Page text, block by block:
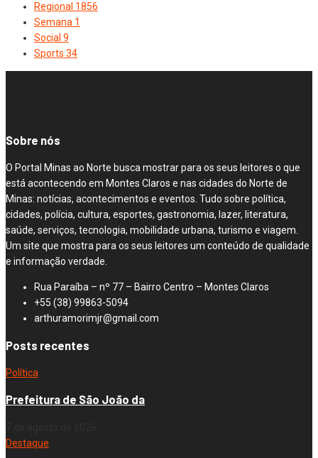
Regional 1856
Semana 1
Social 9
Sports 34
Sobre nós
O Portal Minas ao Norte busca mostrar para os seus leitores o que
está acontecendo em Montes Claros e nas cidades do Norte de
Minas: notícias, acontecimentos e eventos. Tudo sobre política,
cidades, polícia, cultura, esportes, gastronomia, lazer, literatura,
saúde, serviços, tecnologia, mobilidade urbana, turismo e viagem.
Um site que mostra para os seus leitores um conteúdo de qualidade
e informação verdade.
Rua Paraíba – nº 77 – Bairro Centro – Montes Claros
+55 (38) 99863-5094
arthuramorimjr@gmail.com
Posts recentes
Política
Prefeitura de São João da
Destaque